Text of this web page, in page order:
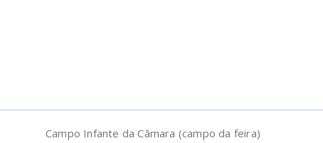
Campo Infante da Câmara (campo da feira)